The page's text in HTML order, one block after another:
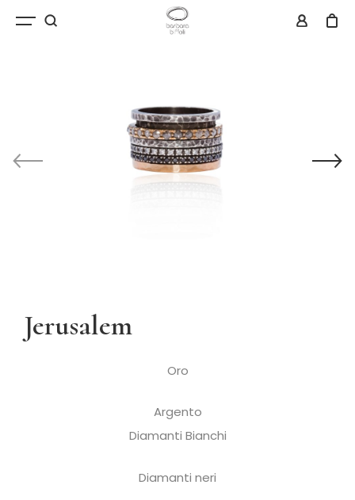
Jerusalem
Oro
Argento
Diamanti Bianchi
Diamanti neri